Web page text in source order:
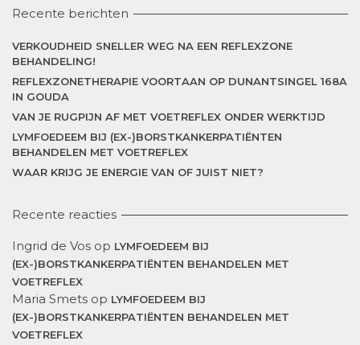
Recente berichten
VERKOUDHEID SNELLER WEG NA EEN REFLEXZONE
BEHANDELING!
REFLEXZONETHERAPIE VOORTAAN OP DUNANTSINGEL 168A
IN GOUDA
VAN JE RUGPIJN AF MET VOETREFLEX ONDER WERKTIJD
LYMFOEDEEM BIJ (EX-)BORSTKANKERPATIËNTEN
BEHANDELEN MET VOETREFLEX
WAAR KRIJG JE ENERGIE VAN OF JUIST NIET?
Recente reacties
Ingrid de Vos op LYMFOEDEEM BIJ
(EX-)BORSTKANKERPATIËNTEN BEHANDELEN MET
VOETREFLEX
Maria Smets op LYMFOEDEEM BIJ
(EX-)BORSTKANKERPATIËNTEN BEHANDELEN MET
VOETREFLEX